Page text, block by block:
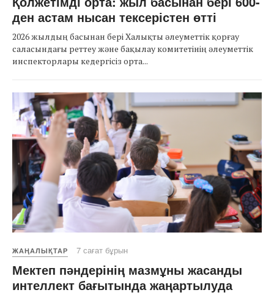
ден астам нысан тексерістен өтті
2026 жылдың басынан бері Халықты әлеуметтік қорғау
саласындағы реттеу және бақылау комитетінің әлеуметтік
инспекторлары кедергісіз орта...
ЖАҢАЛЫҚТАР 7 сағат бұрын
Мектеп пәндерінің мазмұны жасанды
интеллект бағытында жаңартылуда